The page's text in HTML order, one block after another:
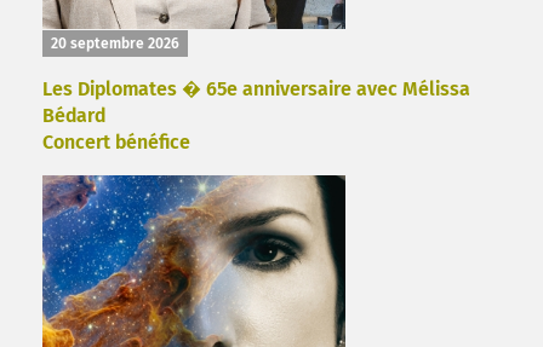
20 septembre 2026
Les Diplomates � 65e anniversaire avec Mélissa
Bédard
Concert bénéfice